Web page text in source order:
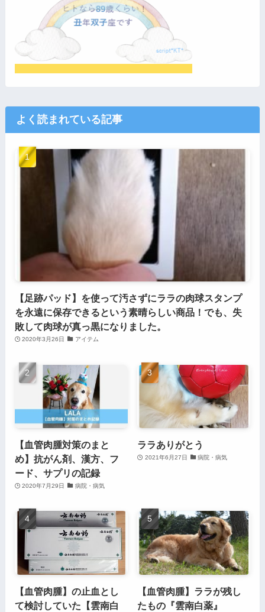
よく読まれている記事
【足跡パッド】を使って汚さずにララの肉球スタンプ
を永遠に保存できるという素晴らしい商品！でも、失
敗して肉球が真っ黒になりました。
2020年3月26日 アイテム
【血管肉腫対策のまと
め】抗がん剤、漢方、フ
ード、サプリの記録
2020年7月29日 病院・病気
ララありがとう
2021年6月27日 病院・病気
【血管肉腫】の止血とし
て検討していた【雲南白
【血管肉腫】ララが残し
たもの『雲南白薬』